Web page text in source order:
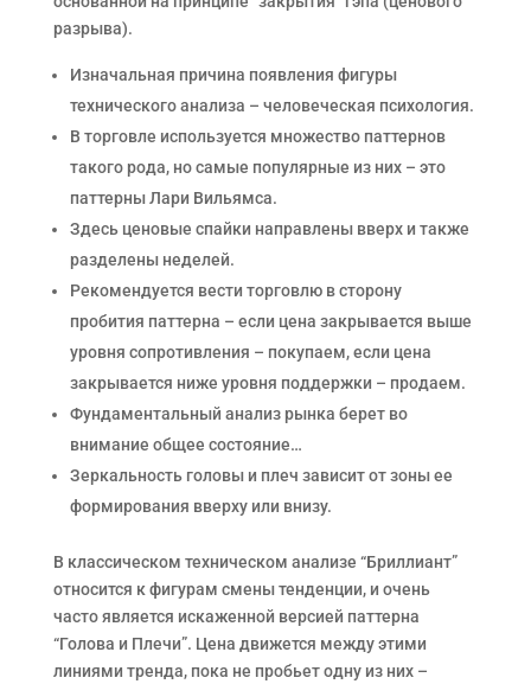
разрыва).
Изначальная причина появления фигуры
технического анализа – человеческая психология.
В торговле используется множество паттернов
такого рода, но самые популярные из них – это
паттерны Лари Вильямса.
Здесь ценовые спайки направлены вверх и также
разделены неделей.
Рекомендуется вести торговлю в сторону
пробития паттерна – если цена закрывается выше
уровня сопротивления – покупаем, если цена
закрывается ниже уровня поддержки – продаем.
Фундаментальный анализ рынка берет во
внимание общее состояние…
Зеркальность головы и плеч зависит от зоны ее
формирования вверху или внизу.
В классическом техническом анализе “Бриллиант”
относится к фигурам смены тенденции, и очень
часто является искаженной версией паттерна
“Голова и Плечи”. Цена движется между этими
линиями тренда, пока не пробьет одну из них –